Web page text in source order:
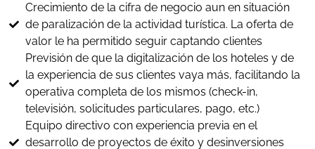
Crecimiento de la cifra de negocio aun en situación
de paralización de la actividad turística. La oferta de
valor le ha permitido seguir captando clientes
Previsión de que la digitalización de los hoteles y de
la experiencia de sus clientes vaya más, facilitando la
operativa completa de los mismos (check-in,
televisión, solicitudes particulares, pago, etc.)
Equipo directivo con experiencia previa en el
desarrollo de proyectos de éxito y desinversiones